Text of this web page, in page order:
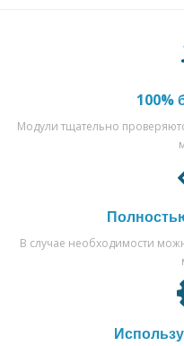
100%
Модули тщательно
В случае необходимости